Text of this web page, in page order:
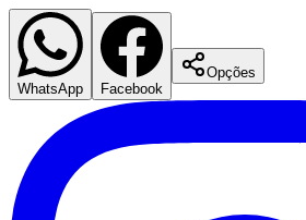
Flamengo
WhatsApp Facebook
Opções